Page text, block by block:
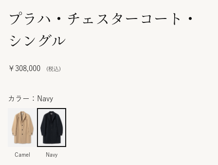
プラハ・チェスターコート・
シングル
￥308,000
カラー：Navy
Camel Navy